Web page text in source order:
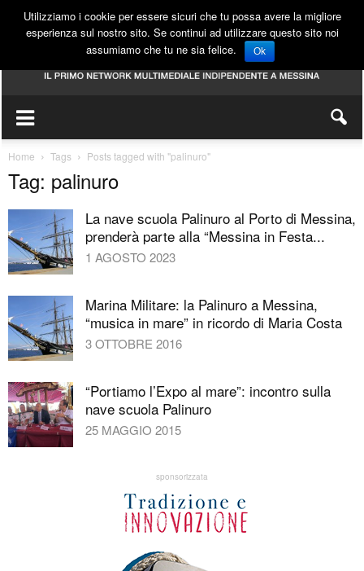
Home Tags Posts tagged with "palinuro"
Tag: palinuro
La nave scuola Palinuro al Porto di Messina,
prenderà parte alla “Messina in Festa...
1 AGOSTO 2023
Marina Militare: la Palinuro a Messina,
“musica in mare” in ricordo di Maria Costa
3 OTTOBRE 2016
“Portiamo l’Expo al mare”: incontro sulla
nave scuola Palinuro
25 MAGGIO 2015
sponsorizzata
Utilizziamo i cookie per essere sicuri che tu possa avere la migliore
esperienza sul nostro sito. Se continui ad utilizzare questo sito noi
assumiamo che tu ne sia felice.
Ok